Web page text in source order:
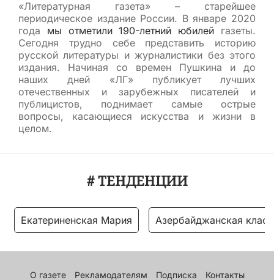
«Литературная газета» – старейшее
периодическое издание России. В январе 2020
года мы отметили 190-летний юбилей газеты.
Сегодня трудно себе представить историю
русской литературы и журналистики без этого
издания. Начиная со времен Пушкина и до
наших дней «ЛГ» публикует лучших
отечественных и зарубежных писателей и
публицистов, поднимает самые острые
вопросы, касающиеся искусства и жизни в
целом.
# ТЕНДЕНЦИИ
Екатериненская Мария Азербайджанская
О газете Рекламодателям Подписка Контакты